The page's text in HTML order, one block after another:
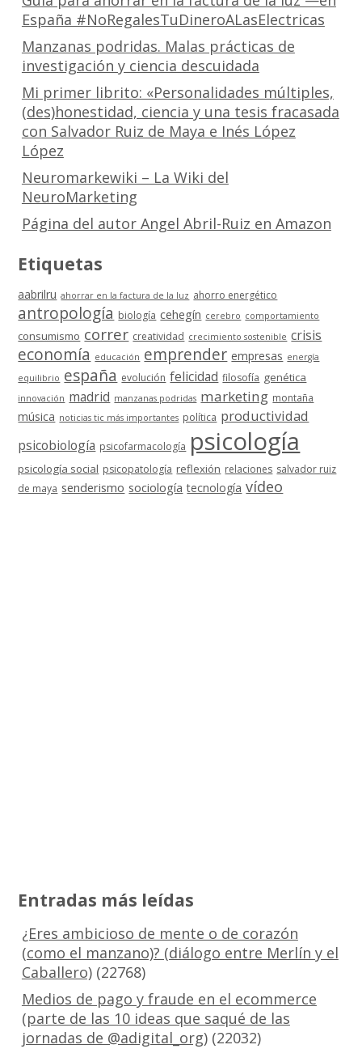
España #NoRegalesTuDineroALasElectricas
Manzanas podridas. Malas prácticas de
investigación y ciencia descuidada
Mi primer librito: «Personalidades múltiples,
(des)honestidad, ciencia y una tesis fracasada
con Salvador Ruiz de Maya e Inés López
López
Neuromarkewiki – La Wiki del
NeuroMarketing
Página del autor Angel Abril-Ruiz en Amazon
Etiquetas
aabrilru ahorrar en la factura de la luz ahorro energético
antropología biología cehegín cerebro comportamiento
consumismo correr creatividad crecimiento sostenible crisis
economía educación emprender empresas energía
equilibrio españa evolución felicidad filosofía genética
innovación madrid manzanas podridas marketing montaña
música noticias tic más importantes política productividad
psicobiología psicofarmacología psicología
psicología social psicopatología reflexión relaciones salvador ruiz
de maya senderismo sociología tecnología vídeo
Entradas más leídas
¿Eres ambicioso de mente o de corazón
(como el manzano)? (diálogo entre Merlín y el
Caballero)(22768)
Medios de pago y fraude en el ecommerce
(parte de las 10 ideas que saqué de las
jornadas de @adigital_org)(22032)